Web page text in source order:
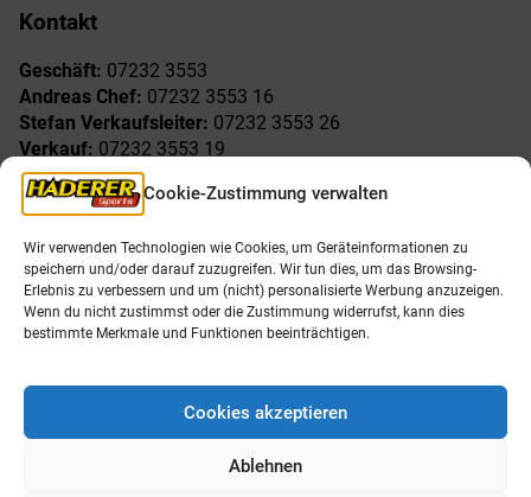
Cookie-Zustimmung verwalten
Wir verwenden Technologien wie Cookies, um Geräteinformationen zu
speichern und/oder darauf zuzugreifen. Wir tun dies, um das Browsing-
Erlebnis zu verbessern und um (nicht) personalisierte Werbung anzuzeigen.
Wenn du nicht zustimmst oder die Zustimmung widerrufst, kann dies
bestimmte Merkmale und Funktionen beeinträchtigen.
Cookies akzeptieren
Ablehnen
Kontakt
Geschäft: 07232 3553
Andreas Chef: 07232 3553 16
Stefan Verkaufsleiter: 07232 3553 26
Verkauf: 07232 3553 19
Reklamationen:
Freude am Sport
AGB
Impressum
Datenschutzerklärung
Allgemeines
Öffnungszeiten
Unser Team